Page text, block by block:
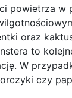
powietrza w
oraz
to
W
czy